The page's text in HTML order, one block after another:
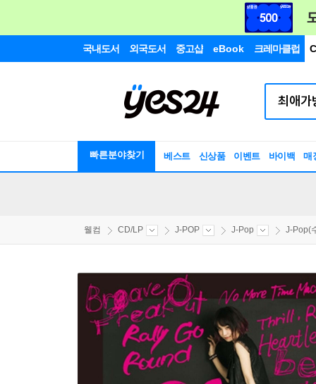
국내도서 외국도서 중고샵 eBook 크레마클럽
빠른분야찾기 베스트 신상품 이벤트 바이백 매
웰컴 CD/LP J-POP J-Pop J-Pop(